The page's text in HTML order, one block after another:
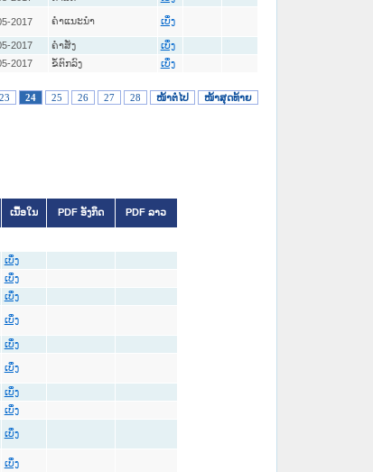
2017 ຄໍາແນະນໍາ ເບິ່ງ
2017 ຄໍາສັ່ງ ເບິ່ງ
2017 ຂໍ້ຕົກລົງ ເບິ່ງ
23 24 25 26 27 28 ໜ້າຕໍ່ໄປ ໜ້າສຸດທ້າຍ
ເນື້ອໃນ PDF ອັງກິດ PDF ລາວ
ເບິ່ງ
ເບິ່ງ
ເບິ່ງ
ເບິ່ງ
ເບິ່ງ
ເບິ່ງ
ເບິ່ງ
ເບິ່ງ
ເບິ່ງ
ເບິ່ງ